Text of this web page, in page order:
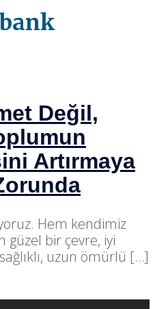
Değil,
Artırmaya
Hem kendimiz
güzel bir çevre, iyi
uzun ömürlü […]